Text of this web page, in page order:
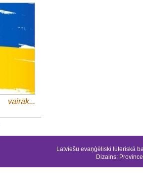
vairāk...
Latviešu evaņģēliski luteriskā
Dizains: